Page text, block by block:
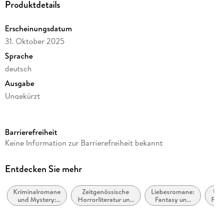
Produktdetails
Erscheinungsdatum
31. Oktober 2025
Sprache
deutsch
Ausgabe
Ungekürzt
Laufzeit
Reihe
Autor/Autorin
S. E. Harmon
Barrierefreiheit
Keine Information zur Barrierefreiheit bekannt
Entdecken Sie mehr
Kriminalromane
und Mystery:
Humor
Zeitgenössische
Horrorliteratur und
Geistergeschichten
Liebesromane:
Fantasy und
paranormal